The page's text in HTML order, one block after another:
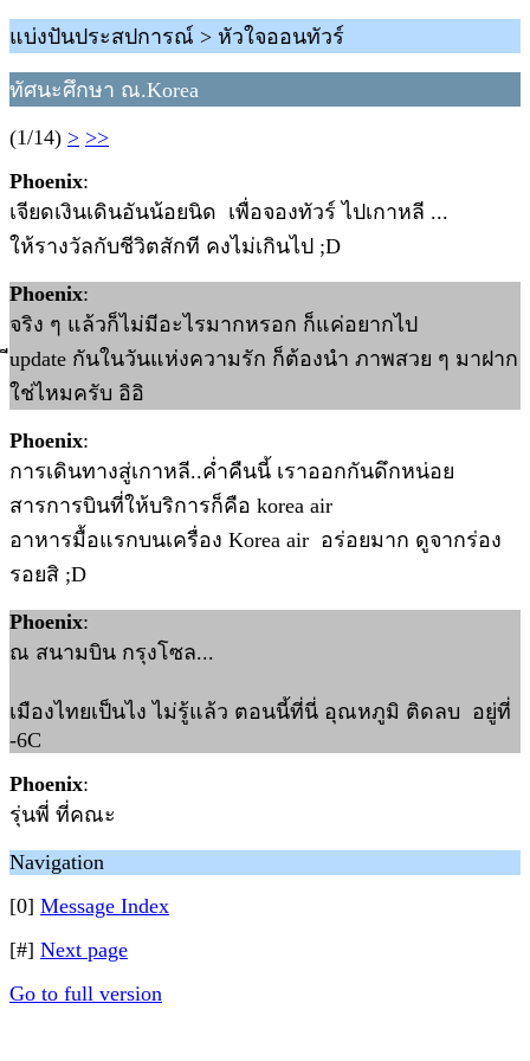
แบ่งปันประสปการณ์ > หัวใจออนทัวร์
ทัศนะศึกษา ณ.Korea
(1/14) > >>
Phoenix:
เจียดเงินเดินอันน้อยนิด เพื่อจองทัวร์ ไปเกาหลี ...
ให้รางวัลกับชีวิตสักที คงไม่เกินไป ;D
Phoenix:
จริง ๆ แล้วก็ไม่มีอะไรมากหรอก ก็แค่อยากไป
ีupdate กันในวันแห่งความรัก ก็ต้องนำ ภาพสวย ๆ มาฝาก
ใช่ไหมครับ อิอิ
Phoenix:
การเดินทางสู่เกาหลี..ค่ำคืนนี้ เราออกกันดึกหน่อย
สารการบินที่ให้บริการก็คือ korea air
อาหารมื้อแรกบนเครื่อง Korea air อร่อยมาก ดูจากร่อง
รอยสิ ;D
Phoenix:
ณ สนามบิน กรุงโซล...
เมืองไทยเป็นไง ไม่รู้แล้ว ตอนนี้ที่นี่ อุณหภูมิ ติดลบ อยู่ที่
-6C
Phoenix:
รุ่นพี่ ที่คณะ
Navigation
[0] Message Index
[#] Next page
Go to full version